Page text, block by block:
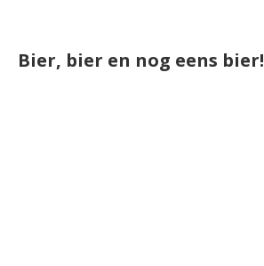
Bier, bier en nog eens bier!